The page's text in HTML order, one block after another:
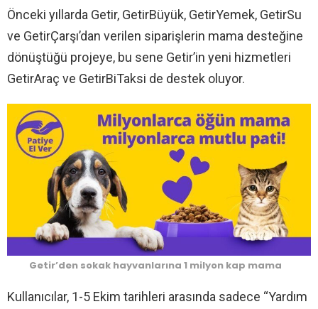
Önceki yıllarda Getir, GetirBüyük, GetirYemek, GetirSu
ve GetirÇarşı’dan verilen siparişlerin mama desteğine
dönüştüğü projeye, bu sene Getir’in yeni hizmetleri
GetirAraç ve GetirBiTaksi de destek oluyor.
Getir’den sokak hayvanlarına 1 milyon kap mama
Kullanıcılar, 1-5 Ekim tarihleri arasında sadece “Yardım